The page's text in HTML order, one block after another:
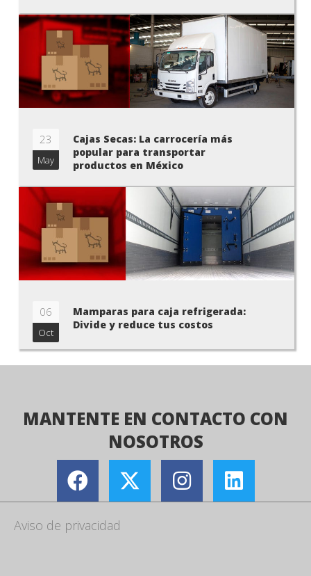
23
May
Cajas Secas: La carrocería más
popular para transportar
productos en México
06
Oct
Mamparas para caja refrigerada:
Divide y reduce tus costos
MANTENTE EN CONTACTO CON
NOSOTROS
Aviso de privacidad